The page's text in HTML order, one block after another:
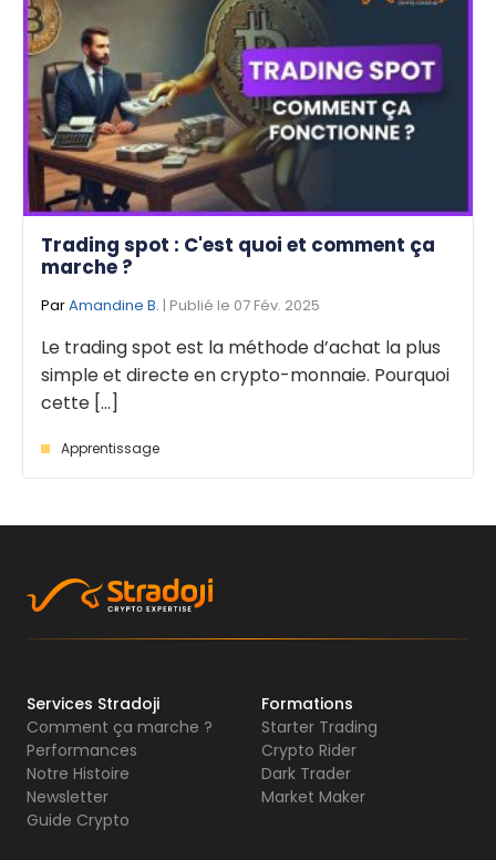
Trading spot : C'est quoi et comment ça
marche ?
ParAmandine B. | Publié le 07 Fév. 2025
Le trading spot est la méthode d’achat la plus
simple et directe en crypto-monnaie. Pourquoi
cette [...]
Apprentissage
Services Stradoji
Comment ça marche ?
Performances
Notre Histoire
Newsletter
Guide Crypto
Formations
Starter Trading
Crypto Rider
Dark Trader
Market Maker